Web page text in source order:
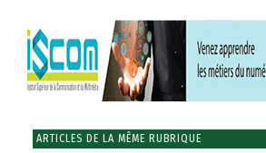
ARTICLES DE LA MÊME RUBRIQUE